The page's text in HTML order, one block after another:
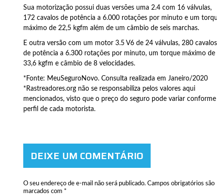
Sua motorização possui duas versões uma 2.4 com 16 válvulas,
172 cavalos de potência a 6.000 rotações por minuto e um
máximo de 22,5 kgfm além de um câmbio de seis marchas.
E outra versão com um motor 3.5 V6 de 24 válvulas, 280 cavalos
de potência a 6.300 rotações por minuto, um torque máximo de
33,6 kgfm e câmbio de 8 velocidades.
*Fonte: MeuSeguroNovo. Consulta realizada em Janeiro/2020
*Rastreadores.org não se responsabiliza pelos valores aqui
mencionados, visto que o preço do seguro pode variar
perfil de cada motorista.
DEIXE UM COMENTÁRIO
O seu endereço de e-mail não será publicado. Campos obrigatórios são
marcados com *